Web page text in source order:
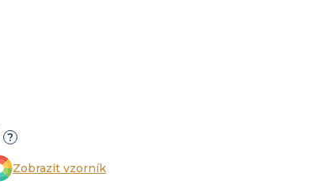
?
Zobrazit vzorník